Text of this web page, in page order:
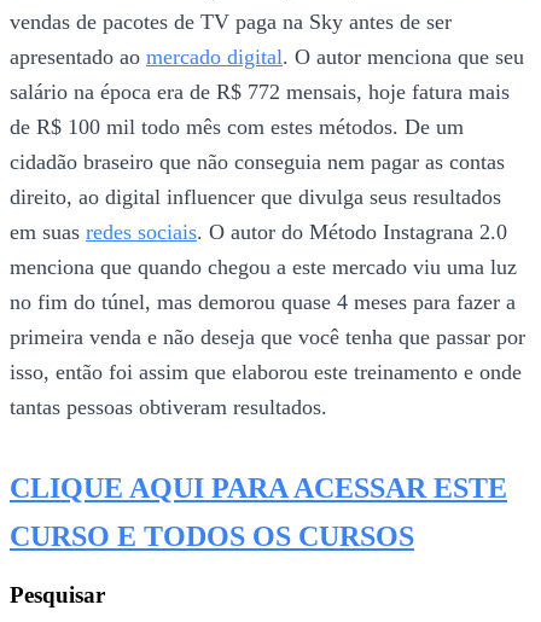
vendas de pacotes de TV paga na Sky antes de ser
apresentado ao mercado digital. O autor menciona que seu
salário na época era de R$ 772 mensais, hoje fatura mais
de R$ 100 mil todo mês com estes métodos. De um
cidadão braseiro que não conseguia nem pagar as contas
direito, ao digital influencer que divulga seus resultados
em suas redes sociais. O autor do Método Instagrana 2.0
menciona que quando chegou a este mercado viu uma luz
no fim do túnel, mas demorou quase 4 meses para fazer a
primeira venda e não deseja que você tenha que passar por
isso, então foi assim que elaborou este treinamento e onde
tantas pessoas obtiveram resultados.
CLIQUE AQUI PARA ACESSAR ESTE
CURSO E TODOS OS CURSOS
Pesquisar